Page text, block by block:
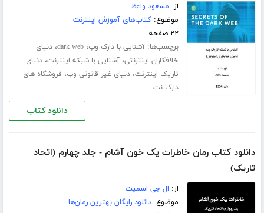
از: مسعود واعظ
موضوع:کتاب‌های آموزش اینترنت
۲۲ صفحه
برچسب‌ها:آشنایی با دارک وب،dark web،دنیای
خلافکاران اینترنتی،آشنایی با شبکه اینترنت،دنیای
تاریک اینترنت،دنیای غیر قانونی وب، فروشگاه های
دارک نت
دانلود کتاب
دانلود کتاب رمان خاطرات یک خون آشام - جلد چهارم (اتحاد
تاریک)
از: ال جی اسمیت
موضوع:دانلود رایگان بهترین رمان‌ها